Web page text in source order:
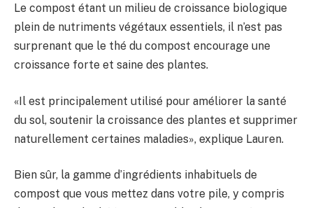
Le compost étant un milieu de croissance biologique
plein de nutriments végétaux essentiels, il n’est pas
surprenant que le thé du compost encourage une
croissance forte et saine des plantes.
«Il est principalement utilisé pour améliorer la santé
du sol, soutenir la croissance des plantes et supprimer
naturellement certaines maladies», explique Lauren.
Bien sûr, la gamme d’ingrédients inhabituels de
compost que vous mettez dans votre pile, y compris